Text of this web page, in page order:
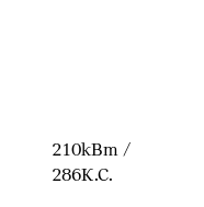
210кВт /
286К.С.